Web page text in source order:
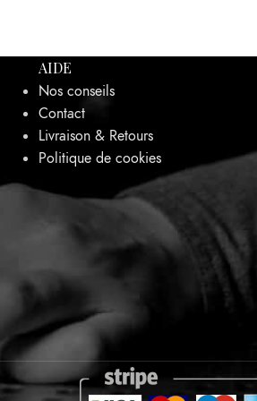
AIDE
Nos conseils
Contact
Livraison & Retours
Politique de cookies